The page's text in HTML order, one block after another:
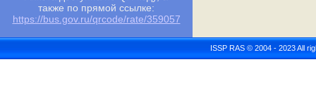
также по прямой ссылке:
https://bus.gov.ru/qrcode/rate/359057
ISSP RAS © 2004 - 2023 All